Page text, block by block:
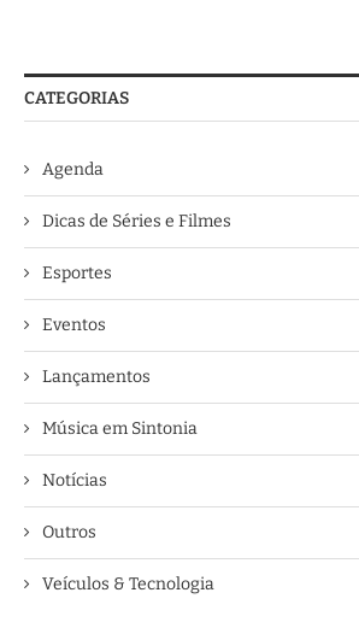
CATEGORIAS
Agenda
Dicas de Séries e Filmes
Esportes
Eventos
Lançamentos
Música em Sintonia
Notícias
Outros
Veículos & Tecnologia